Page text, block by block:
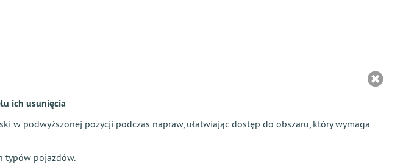
ich usunięcia
w podwyższonej pozycji podczas napraw, ułatwiając dostęp do obszaru, który wymaga
typów pojazdów.